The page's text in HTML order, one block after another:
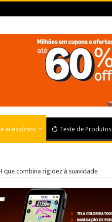
e acessórios Teste de Produtos
que combina rigidez à suavidade